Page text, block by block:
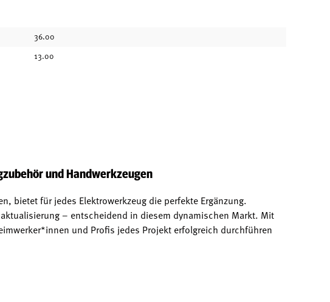
36.00
13.00
und Handwerkzeugen
bietet für jedes Elektrowerkzeug die perfekte Ergänzung.
– entscheidend in diesem dynamischen Markt. Mit
und Profis jedes Projekt erfolgreich durchführen